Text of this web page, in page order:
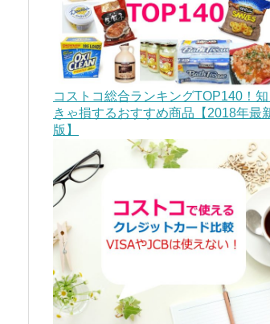
コストコ総合ランキングTOP140！
きゃ損するおすすめ商品【2018年最
版】